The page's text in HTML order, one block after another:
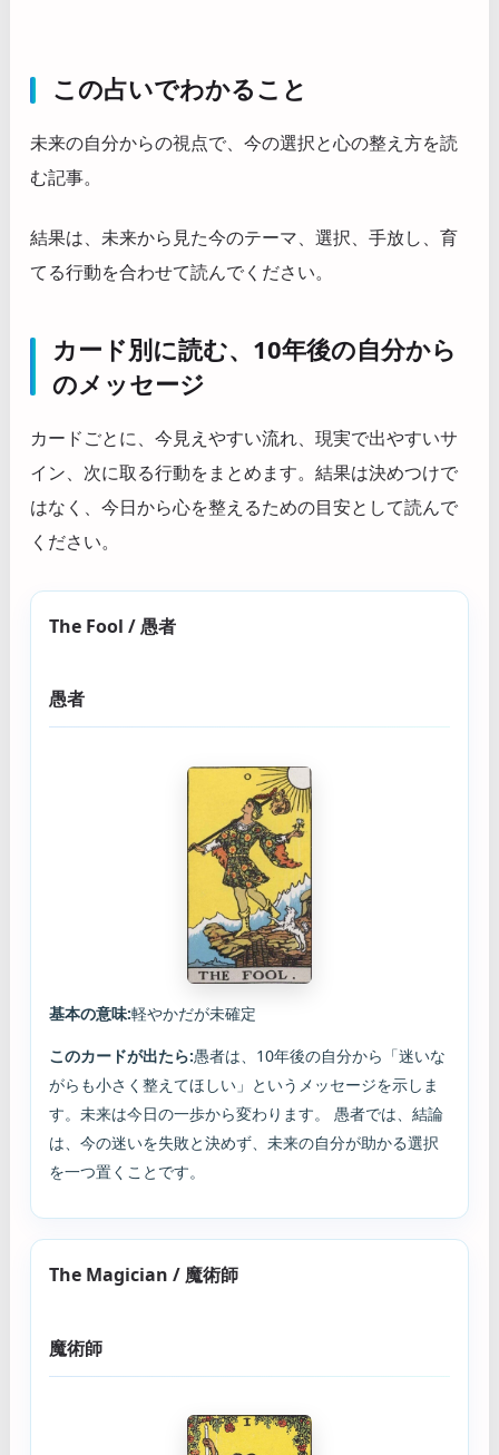
この占いでわかること
未来の自分からの視点で、今の選択と心の整え方を読
む記事。
結果は、未来から見た今のテーマ、選択、手放し、育
てる行動を合わせて読んでください。
カード別に読む、10年後の自分から
のメッセージ
カードごとに、今見えやすい流れ、現実で出やすいサ
イン、次に取る行動をまとめます。結果は決めつけで
はなく、今日から心を整えるための目安として読んで
ください。
The Fool / 愚者
愚者
基本の意味:軽やかだが未確定
このカードが出たら:愚者は、10年後の自分から「迷いな
がらも小さく整えてほしい」というメッセージを示しま
す。未来は今日の一歩から変わります。 愚者では、結論
は、今の迷いを失敗と決めず、未来の自分が助かる選択
を一つ置くことです。
The Magician / 魔術師
魔術師